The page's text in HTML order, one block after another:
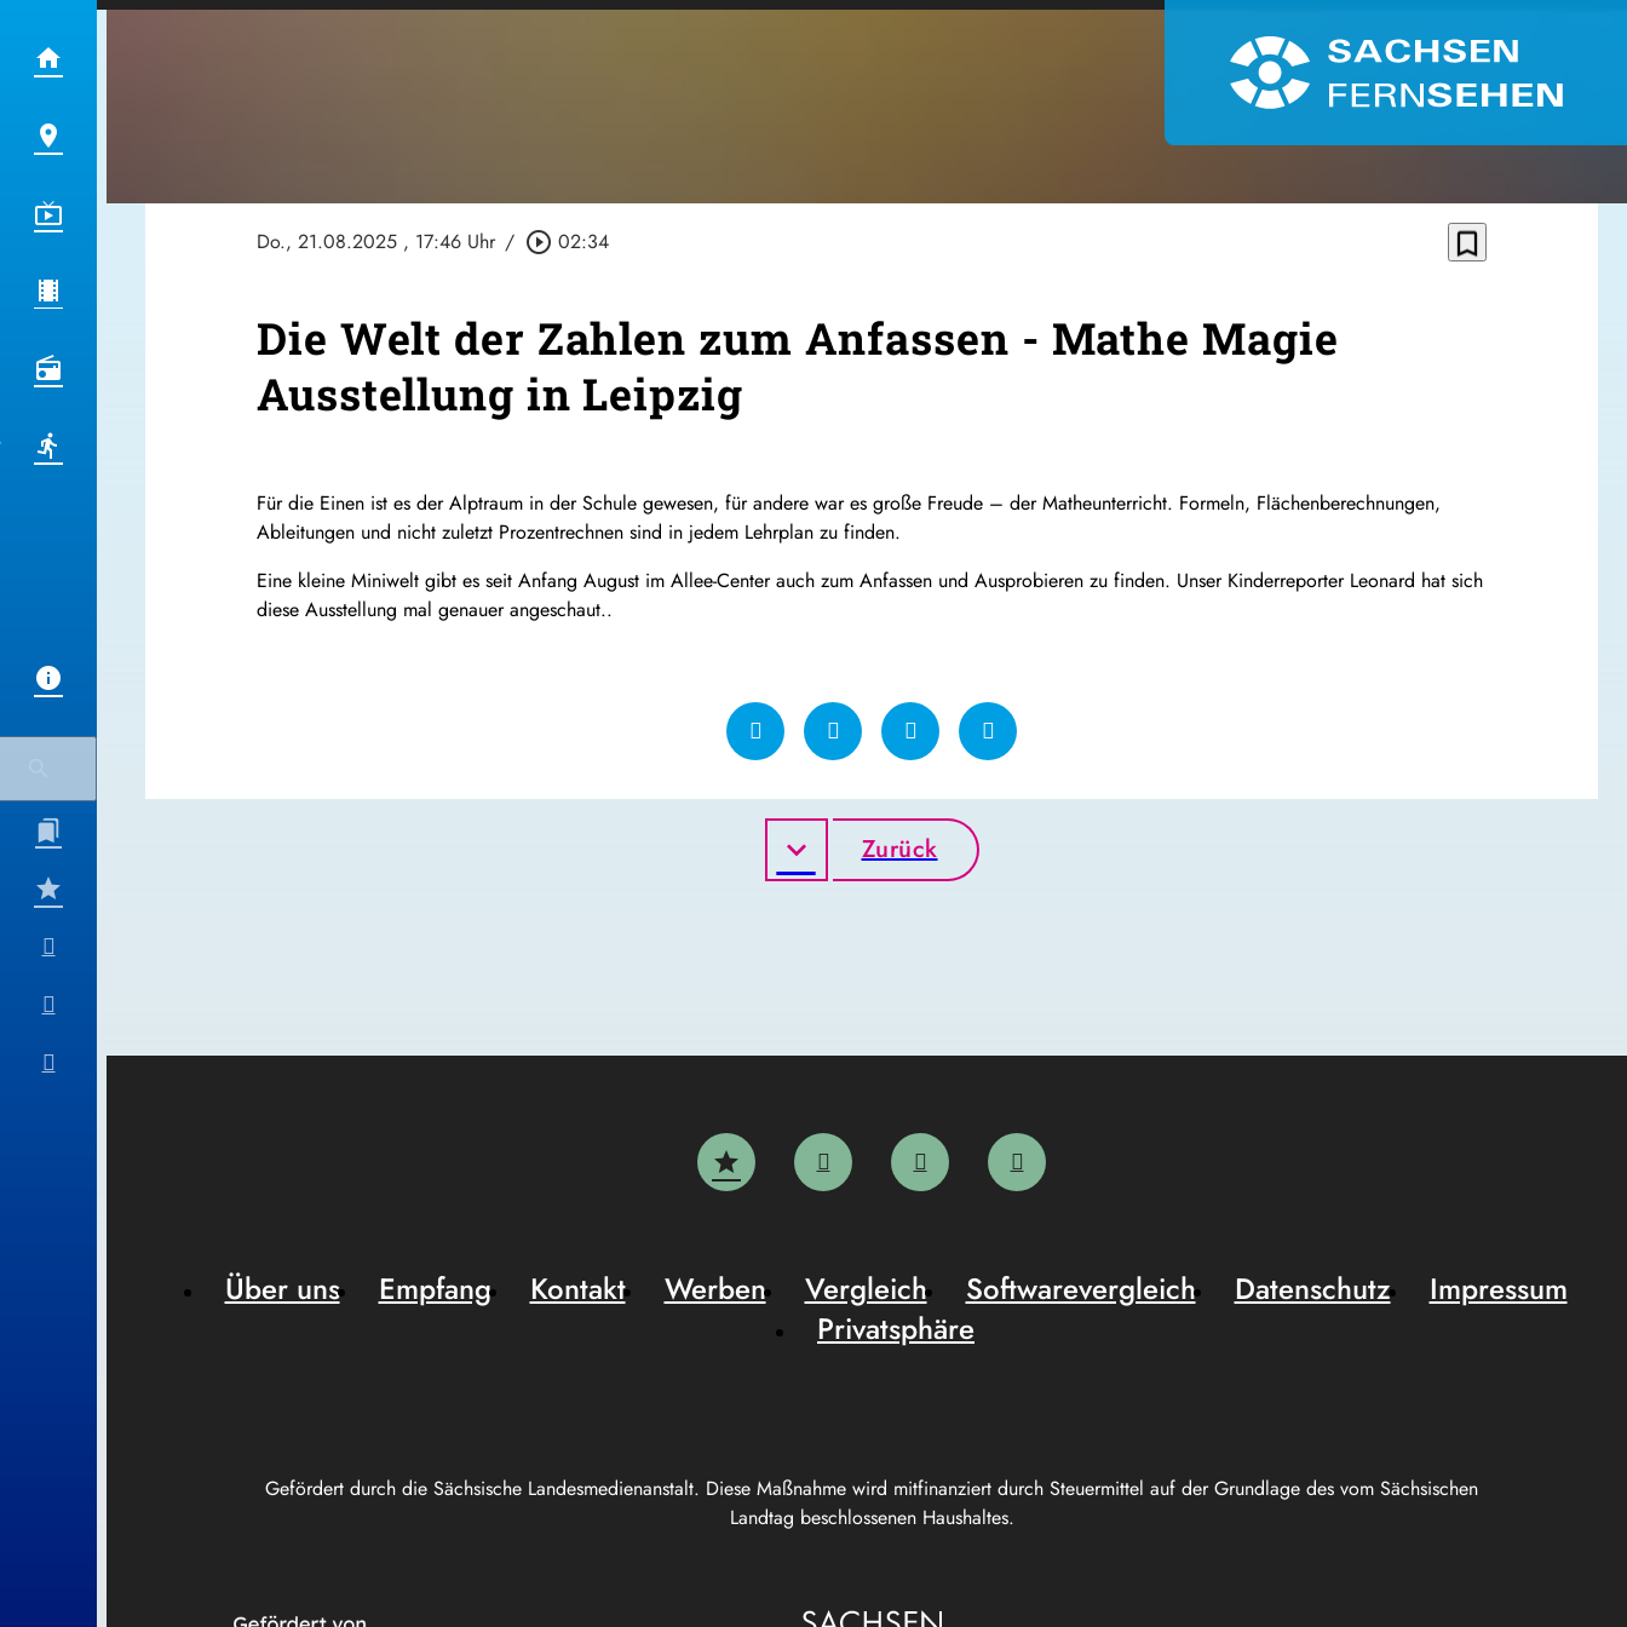
Do., 21.08.2025 , 17:46 Uhr / play_circle_outline 02:34 bookmark_border
Die Welt der Zahlen zum Anfassen - Mathe Magie
Ausstellung in Leipzig
Für die Einen ist es der Alptraum in der Schule gewesen, für andere war es große Freude – der Matheunterricht. Formeln, Flächenberechnungen,
Ableitungen und nicht zuletzt Prozentrechnen sind in jedem Lehrplan zu finden.
Eine kleine Miniwelt gibt es seit Anfang August im Allee-Center auch zum Anfassen und Ausprobieren zu finden. Unser Kinderreporter Leonard hat sich
diese Ausstellung mal genauer angeschaut..
Zurück
Gefördert durch die Sächsische Landesmedienanstalt. Diese Maßnahme wird mitfinanziert durch Steuermittel auf der Grundlage des vom Sächsischen
Landtag beschlossenen Haushaltes.
Über uns Empfang Kontakt Werben Vergleich Softwarevergleich Datenschutz
Impressum
Privatsphäre